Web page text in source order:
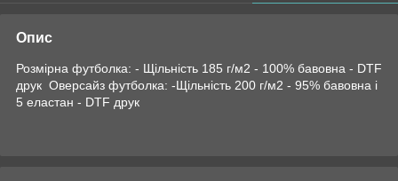
Опис
Розмірна футболка: - Щільність 185 г/м2 - 100% бавовна - DTF
друк Оверсайз футболка: -Щільність 200 г/м2 - 95% бавовна і
5 еластан - DTF друк